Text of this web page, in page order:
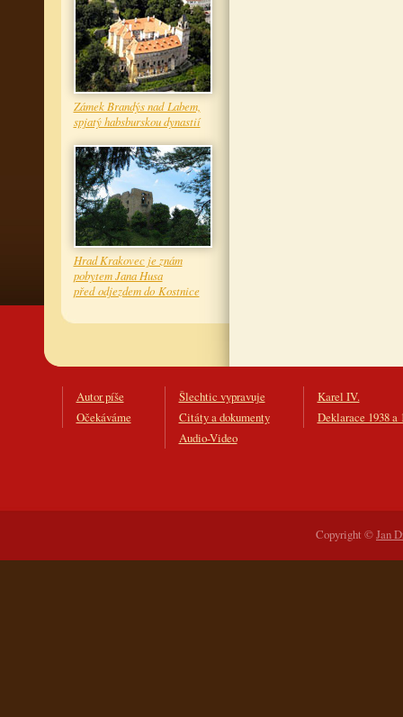
Zámek Brandýs nad Labem,
spjatý habsburskou dynastií
Hrad Krakovec je znám
pobytem Jana Husa
před odjezdem do Kostnice
Autor píše
Očekáváme
Šlechtic vypravuje
Citáty a dokumenty
Audio-Video
Karel IV.
Deklarace 1938 a
Copyright ©Jan